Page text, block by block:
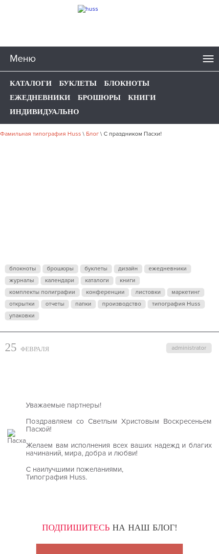
Меню
КАТАЛОГИ БУКЛЕТЫ
БЛОКНОТЫ
ЕЖЕДНЕВНИКИ
БРОШЮРЫ
КНИГИ
ИНДИВИДУАЛЬНО
Фамильная типография Huss \ Блог \ С праздником Пасхи!
блокноты брошюры буклеты дизайн
ежедневники
журналы
календари каталоги
книги
комплекты полиграфии
конференции листовки
маркетинг
открытки
отчеты папки производство
типография Huss
упаковки
administrator
25 ФЕВРАЛЯ
Уважаемые партнеры!
Поздравляем со Светлым Христовым Воскресеньем
Пасхой!
Желаем вам исполнения всех ваших надежд и благих
начинаний, мира, добра и любви!
С наилучшими пожеланиями,
Типография Huss.
ПОДПИШИТЕСЬНА НАШ БЛОГ!